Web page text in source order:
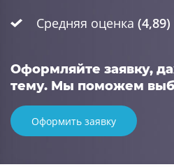
Средняя оценка (4,89)
Оформляйте заявку,
тему. Мы поможем
Оформить заявку